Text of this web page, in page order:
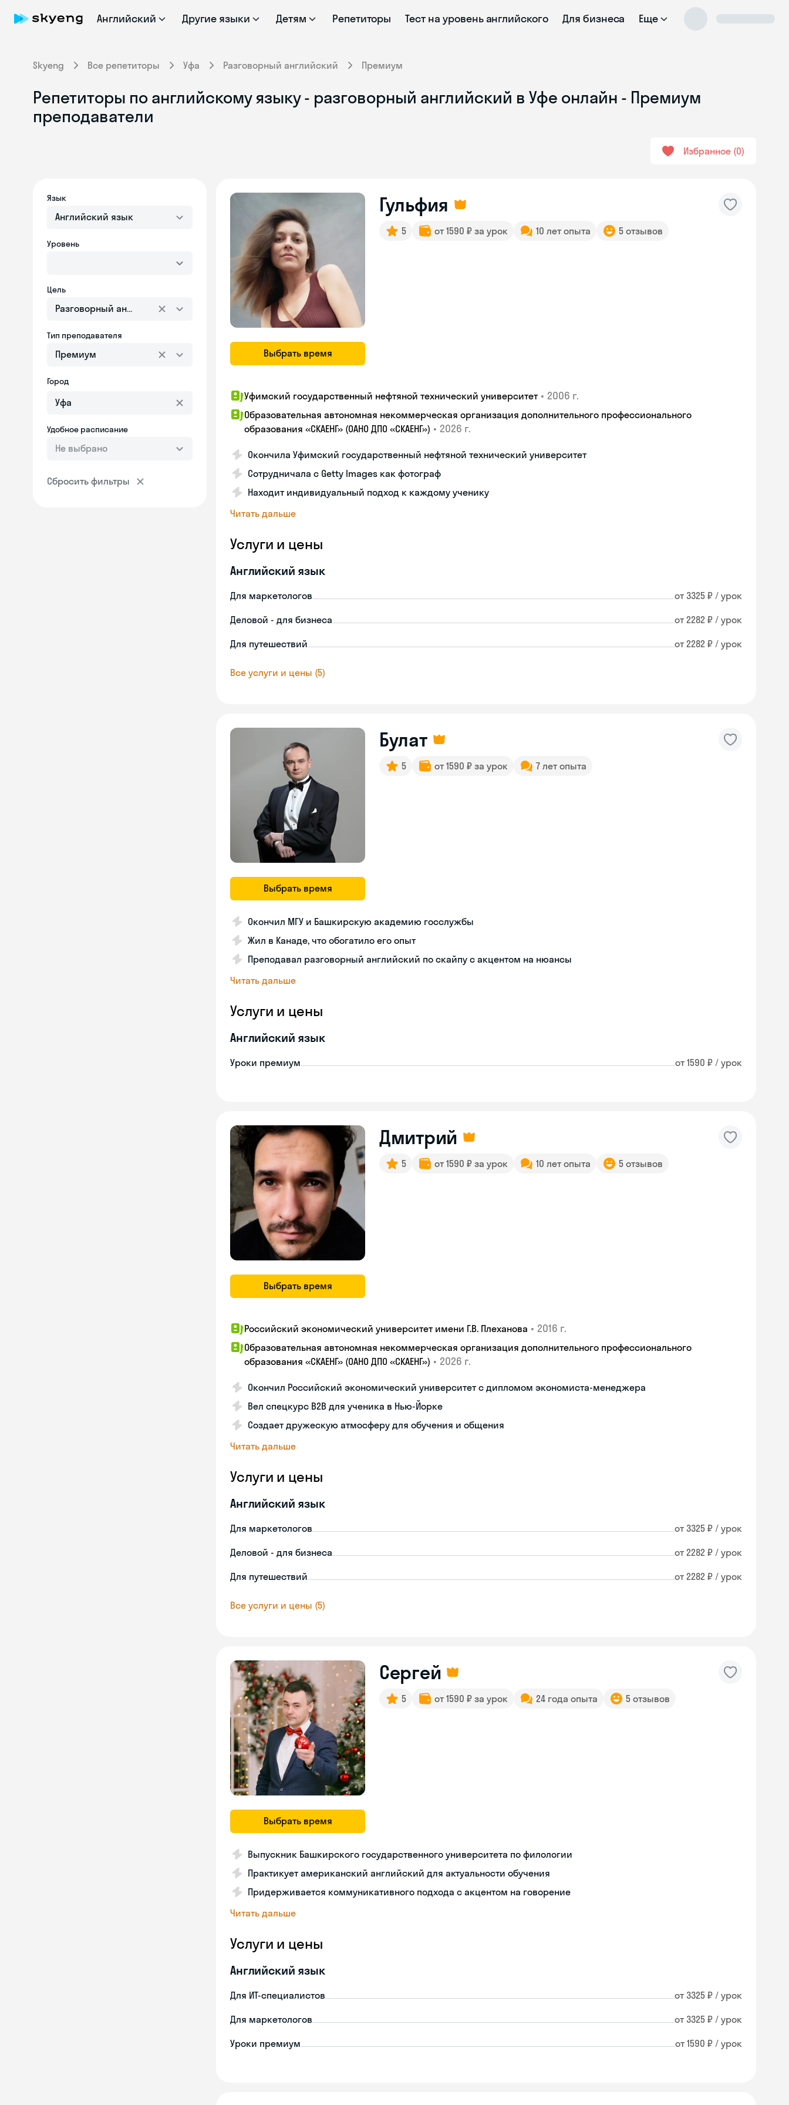
Английский Другие языки Детям Репетиторы Тест на уровень английского Для бизнеса Еще
Skyeng Все репетиторы Уфа Разговорный английский Премиум
Репетиторы по английскому языку - разговорный английский в Уфе онлайн - Премиум
преподаватели
Избранное 0
Язык
Английский язык
Уровень
Цель
Разговорный английский
Тип преподавателя
Премиум
Город
Удобное расписание
Не выбрано
Сбросить фильтры
Выбрать время
Гульфия
5 от 1590 ₽ за урок 10 лет опыта 5 отзывов
Уфимский государственный нефтяной технический университет • 2006 г.
Образовательная автономная некоммерческая организация дополнительного профессионального
образования «СКАЕНГ» (ОАНО ДПО «СКАЕНГ») • 2026 г.
Окончила Уфимский государственный нефтяной технический университет
Сотрудничала с Getty Images как фотограф
Находит индивидуальный подход к каждому ученику
Читать дальше
Услуги и цены
Английский язык
Для маркетологов от 3325 ₽ / урок
Деловой - для бизнеса от 2282 ₽ / урок
Для путешествий от 2282 ₽ / урок
Все услуги и цены (5)
Выбрать время
Булат
5 от 1590 ₽ за урок 7 лет опыта
Окончил МГУ и Башкирскую академию госслужбы
Жил в Канаде, что обогатило его опыт
Преподавал разговорный английский по скайпу с акцентом на нюансы
Читать дальше
Услуги и цены
Английский язык
Уроки премиум от 1590 ₽ / урок
Выбрать время
Дмитрий
5 от 1590 ₽ за урок 10 лет опыта 5 отзывов
Российский экономический университет имени Г.В. Плеханова • 2016 г.
Образовательная автономная некоммерческая организация дополнительного профессионального
образования «СКАЕНГ» (ОАНО ДПО «СКАЕНГ») • 2026 г.
Окончил Российский экономический университет с дипломом экономиста-менеджера
Вел спецкурс B2B для ученика в Нью-Йорке
Создает дружескую атмосферу для обучения и общения
Читать дальше
Услуги и цены
Английский язык
Для маркетологов от 3325 ₽ / урок
Деловой - для бизнеса от 2282 ₽ / урок
Для путешествий от 2282 ₽ / урок
Все услуги и цены (5)
Выбрать время
Сергей
5 от 1590 ₽ за урок 24 года опыта 5 отзывов
Выпускник Башкирского государственного университета по филологии
Практикует американский английский для актуальности обучения
Придерживается коммуникативного подхода с акцентом на говорение
Читать дальше
Услуги и цены
Английский язык
Для ИТ-специалистов от 3325 ₽ / урок
Для маркетологов от 3325 ₽ / урок
Уроки премиум от 1590 ₽ / урок